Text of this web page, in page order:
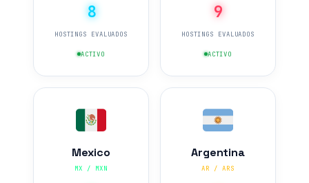
8
HOSTINGS EVALUADOS
ACTIVO
9
HOSTINGS EVALUADOS
ACTIVO
Mexico
MX / MXN
Argentina
AR / ARS